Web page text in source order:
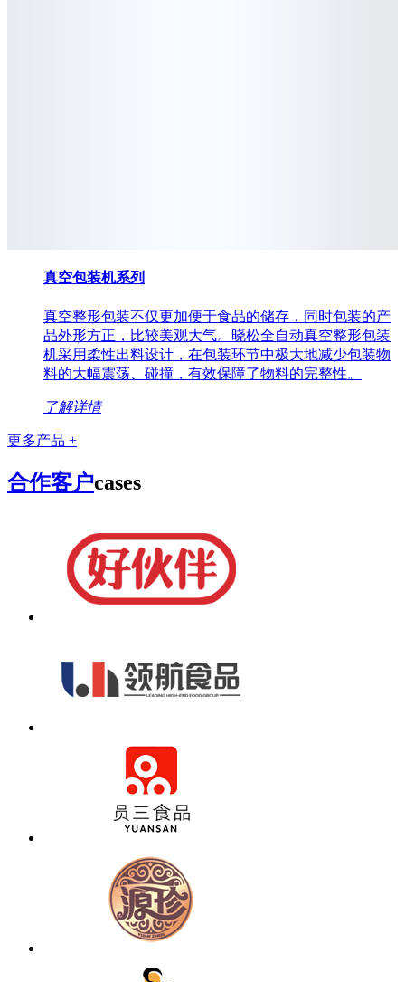
真空包装机系列
真空整形包装不仅更加便于食品的储存，同时包装的产
品外形方正，比较美观大气。晓松全自动真空整形包装
机采用柔性出料设计，在包装环节中极大地减少包装物
料的大幅震荡、碰撞，有效保障了物料的完整性。
了解详情
更多产品 +
合作客户cases